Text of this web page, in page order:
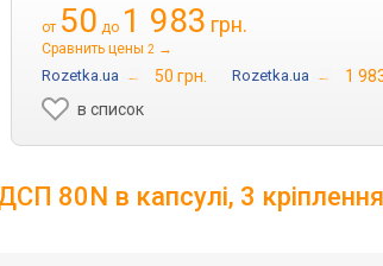
от 50 до 1 983 грн.
Сравнить цены 2 →
Rozetka.ua → 50 грн. Rozetka.ua →
1
в список
80N в капсулі, 3